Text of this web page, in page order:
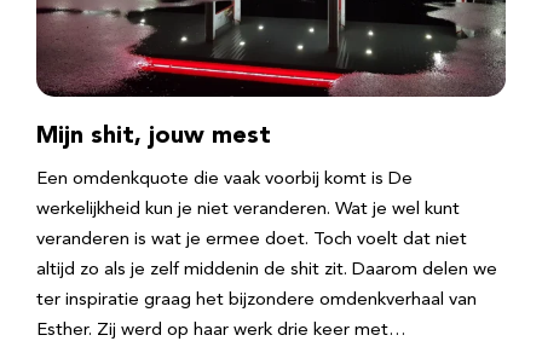
Mijn shit, jouw mest
Een omdenkquote die vaak voorbij komt is De
werkelijkheid kun je niet veranderen. Wat je wel kunt
veranderen is wat je ermee doet. Toch voelt dat niet
altijd zo als je zelf middenin de shit zit. Daarom delen we
ter inspiratie graag het bijzondere omdenkverhaal van
Esther. Zij werd op haar werk drie keer met…